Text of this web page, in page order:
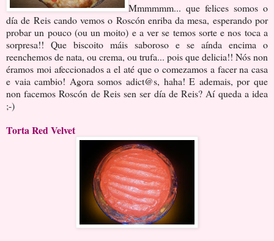
Mmmmmm... que felices somos o
día de Reis cando vemos o Roscón enriba da mesa, esperando por
probar un pouco (ou un moito) e a ver se temos sorte e nos toca a
sorpresa!! Que biscoito máis saboroso e se aínda encima o
reenchemos de nata, ou crema, ou trufa... pois que delicia!! Nós non
éramos moi afeccionados a el até que o comezamos a facer na casa
e vaia cambio! Agora somos adict@s, haha! E ademais, por que
non facemos Roscón de Reis sen ser día de Reis? Aí queda a idea
;-)
Torta Red Velvet